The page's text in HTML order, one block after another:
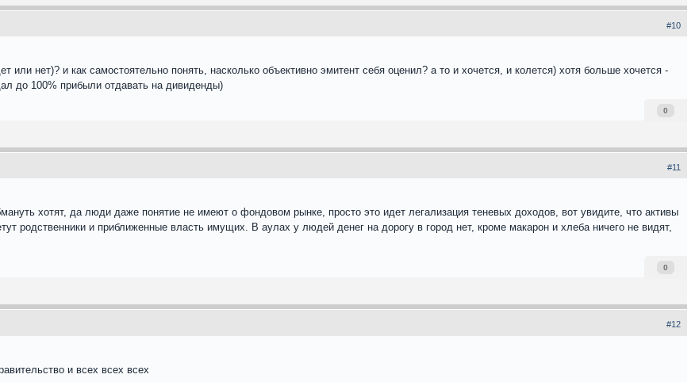
#10
или нет)? и как самостоятельно понять, насколько объективно эмитент себя оценил? а то и хочется, и колется) хотя больше хочется -
до 100% прибыли отдавать на дивиденды)
0
#11
хотят, да люди даже понятие не имеют о фондовом рынке, просто это идет легализация теневых доходов, вот увидите, что активы
родственники и приближенные власть имущих. В аулах у людей денег на дорогу в город нет, кроме макарон и хлеба ничего не видят,
0
#12
и всех всех всех